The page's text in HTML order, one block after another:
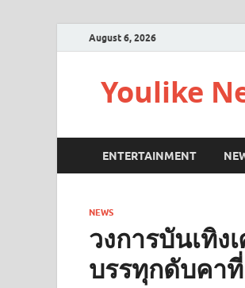
August 6, 2026
Youlike
ENTERTAINMENT
NEWS
วงการบันเทิง
บรรทุกดับคาที่